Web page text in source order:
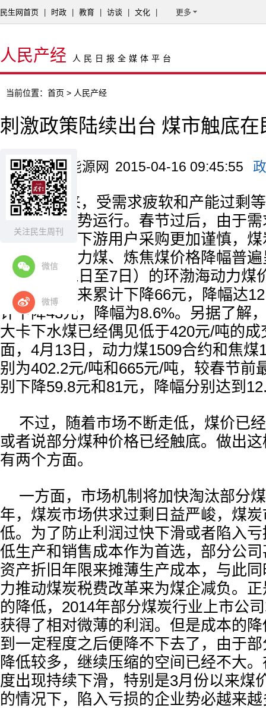
关注民生周刊
微信
微博
民生网首页 时政 教育 访谈 文化 更多
人民产经 人民日报全媒体平台
当前位置： 首页 > 人民产经
刺激政策陆续出台 煤市触底在
来源：中国能源网 2015-04-16 09:45:55
年初以来，受需求疲软和产能过剩
市场整体弱势运行。春节过后，由于
库存高企，下游用户采购更加谨慎，
受打击，动力煤、炼焦煤价格降幅普
一期（4月1日至7日）的环渤海动力煤
元，年初以来累计下降66元，降幅达
计下降43元，降幅为8.6%。另据了解
大卡下水煤已经偶见低于420元/吨的
面，4月13日，动力煤1509合约和焦煤
别为402.2元/吨和665元/吨，较春节前
别下降59.8元和81元，降幅分别达到
不过，随着市场不断走低，煤价已
或者说部分煤种价格已经触底。做出
有两个方面。
一方面，市场机制将加快淘汰部分
年，煤炭市场供求过剩日益严峻，煤
低。为了防止利润过快下滑或者陷入
低生产和销售成本作为首选，部分公
资产折旧年限来摊薄生产成本，与此
力推动煤炭税费改革来为煤企减负。
的降低，2014年部分煤炭行业上市公
获得了相对微薄的利润。但是成本的
到一定程度之后便降不下去了，由于
降低较多，继续压缩的空间已经不大
度出现持续下滑，特别是3月份以来煤
的情况下，陷入亏损的企业势必越来